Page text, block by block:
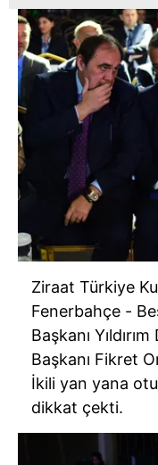
Ziraat Türkiye
Fenerbahçe -
Başkanı
Başkanı Fikret
İkili yan yana
dikkat çekti.